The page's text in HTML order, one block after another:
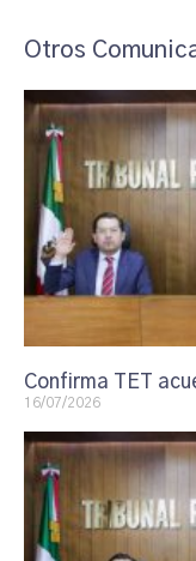
Otros
Confirma TET
16/07/2026